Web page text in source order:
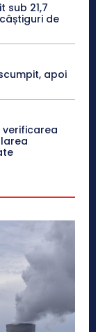
sub 21,7
de
scumpit, apoi
verificarea